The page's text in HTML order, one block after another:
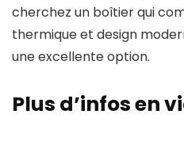
cherchez un boîtier qui
thermique et design
une excellente option.
Plus d’infos en